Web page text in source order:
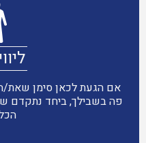
אם הגעת לכאן סימן שאת/
פה בשבילך, ביחד נתקדם